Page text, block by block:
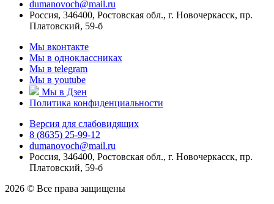
dumanovoch@mail.ru
Россия, 346400, Ростовская обл., г. Новочеркасск, пр.
Платовский, 59-б
Мы вконтакте
Мы в одноклассниках
Мы в telegram
Мы в youtube
Мы в Дзен
Политика конфиденциальности
Версия для слабовидящих
8 (8635) 25-99-12
dumanovoch@mail.ru
Россия, 346400, Ростовская обл., г. Новочеркасск, пр.
Платовский, 59-б
2026 © Все права защищены